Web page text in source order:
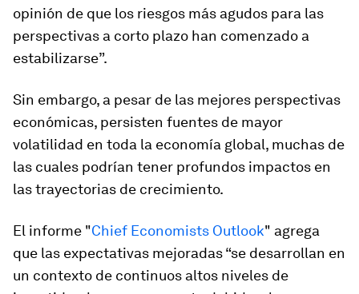
opinión de que los riesgos más agudos para las
perspectivas a corto plazo han comenzado a
estabilizarse”.
Sin embargo, a pesar de las mejores perspectivas
económicas, persisten fuentes de mayor
volatilidad en toda la economía global, muchas de
las cuales podrían tener profundos impactos en
las trayectorias de crecimiento.
El informe "Chief Economists Outlook" agrega
que las expectativas mejoradas “se desarrollan en
un contexto de continuos altos niveles de